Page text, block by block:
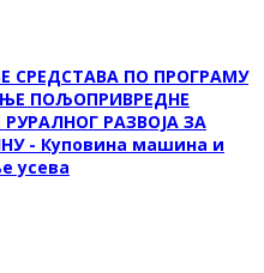
СРЕДСТАВА ПО ПРОГРАМУ
ПОЉОПРИВРЕДНЕ
РАЗВОЈА ЗА
- Куповина машина и
усева